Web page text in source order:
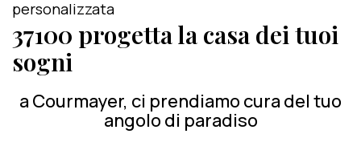
37100 progetta la casa dei tuoi
sogni
a Courmayer, ci prendiamo cura del tuo
angolo di paradiso